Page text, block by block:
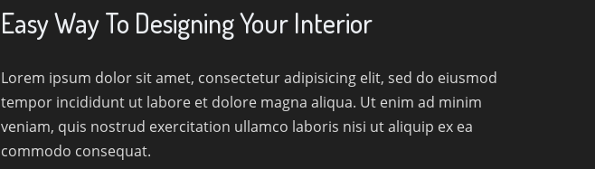
Easy Way To Designing Your Interior
Lorem ipsum dolor sit amet, consectetur adipisicing elit, sed do eiusmod
tempor incididunt ut labore et dolore magna aliqua. Ut enim ad minim
veniam, quis nostrud exercitation ullamco laboris nisi ut aliquip ex ea
commodo consequat.